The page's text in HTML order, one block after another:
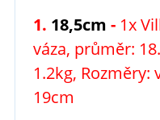
1. 18,5cm - 1x
váza, průměr:
1.2kg, Rozměry:
19cm